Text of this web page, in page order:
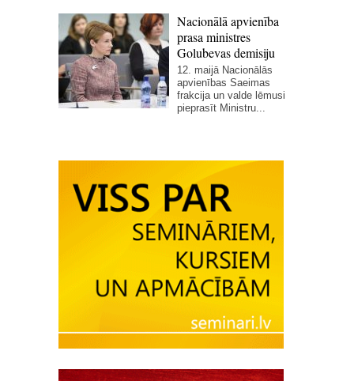
Nacionālā apvienība
prasa ministres
Golubevas demisiju
12. maijā Nacionālās
apvienības Saeimas
frakcija un valde lēmusi
pieprasīt Ministru...